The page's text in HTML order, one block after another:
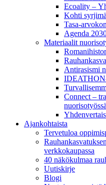
Ecoality –
Kohti
Tasa-
Agenda
Materiaalit
Antirasismi
Connect –
Ajankohtaista
Tervetuloa
verkkokaupassa
40 näkökulmaa
Uutiskirje
Blogi